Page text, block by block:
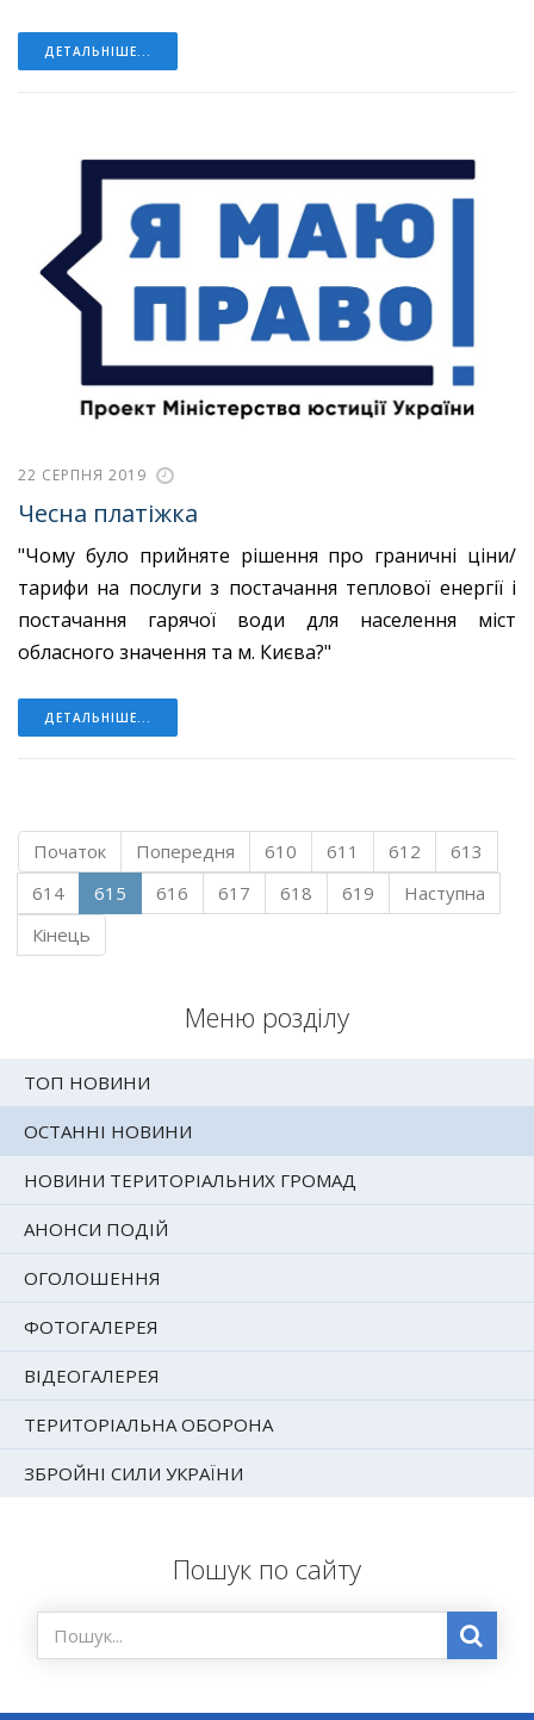
Меню розділу
ТОП НОВИНИ
ОСТАННІ НОВИНИ
НОВИНИ ТЕРИТОРІАЛЬНИХ ГРОМАД
АНОНСИ ПОДІЙ
ОГОЛОШЕННЯ
ФОТОГАЛЕРЕЯ
ВІДЕОГАЛЕРЕЯ
ТЕРИТОРІАЛЬНА ОБОРОНА
ЗБРОЙНІ СИЛИ УКРАЇНИ
Пошук по сайту
ДЕТАЛЬНІШЕ...
22 СЕРПНЯ 2019
Чесна платіжка
"Чому було прийняте рішення про граничні ціни/
тарифи на послуги з постачання теплової енергії і
постачання гарячої води для населення міст
обласного значення та м. Києва?"
ДЕТАЛЬНІШЕ...
Початок Попередня 610 611 612
613
614
615 616 617 618 619
Наступна
Кінець